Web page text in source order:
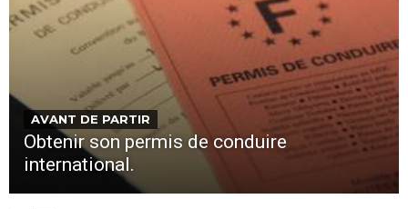
AVANT DE PARTIR
Obtenir son permis de conduire
international.